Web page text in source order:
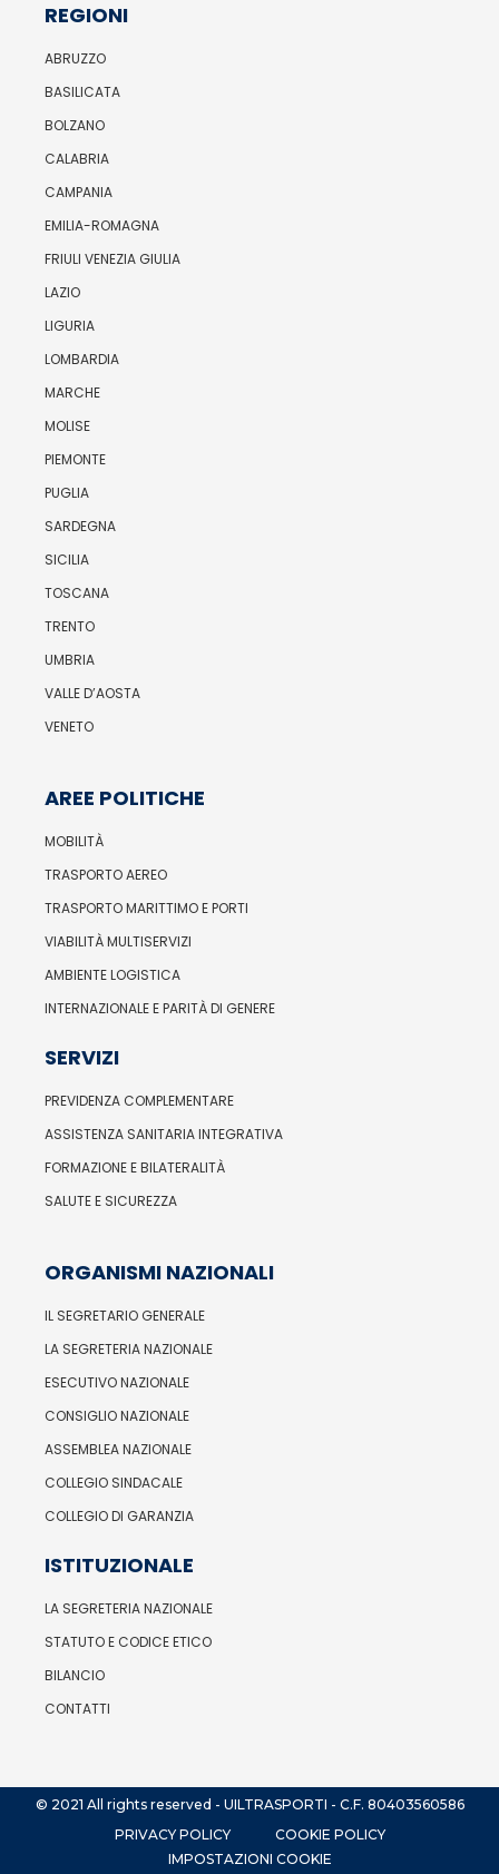
REGIONI
ABRUZZO
BASILICATA
BOLZANO
CALABRIA
CAMPANIA
EMILIA-ROMAGNA
FRIULI VENEZIA GIULIA
LAZIO
LIGURIA
LOMBARDIA
MARCHE
MOLISE
PIEMONTE
PUGLIA
SARDEGNA
SICILIA
TOSCANA
TRENTO
UMBRIA
VALLE D’AOSTA
VENETO
AREE POLITICHE
MOBILITÀ
TRASPORTO AEREO
TRASPORTO MARITTIMO E PORTI
VIABILITÀ MULTISERVIZI
AMBIENTE LOGISTICA
INTERNAZIONALE E PARITÀ DI GENERE
SERVIZI
PREVIDENZA COMPLEMENTARE
ASSISTENZA SANITARIA INTEGRATIVA
FORMAZIONE E BILATERALITÀ
SALUTE E SICUREZZA
ORGANISMI NAZIONALI
IL SEGRETARIO GENERALE
LA SEGRETERIA NAZIONALE
ESECUTIVO NAZIONALE
CONSIGLIO NAZIONALE
ASSEMBLEA NAZIONALE
COLLEGIO SINDACALE
COLLEGIO DI GARANZIA
ISTITUZIONALE
LA SEGRETERIA NAZIONALE
STATUTO E CODICE ETICO
BILANCIO
CONTATTI
© 2021 All rights reserved - UILTRASPORTI - C.F. 80403560586
PRIVACY POLICY
COOKIE POLICY
IMPOSTAZIONI COOKIE